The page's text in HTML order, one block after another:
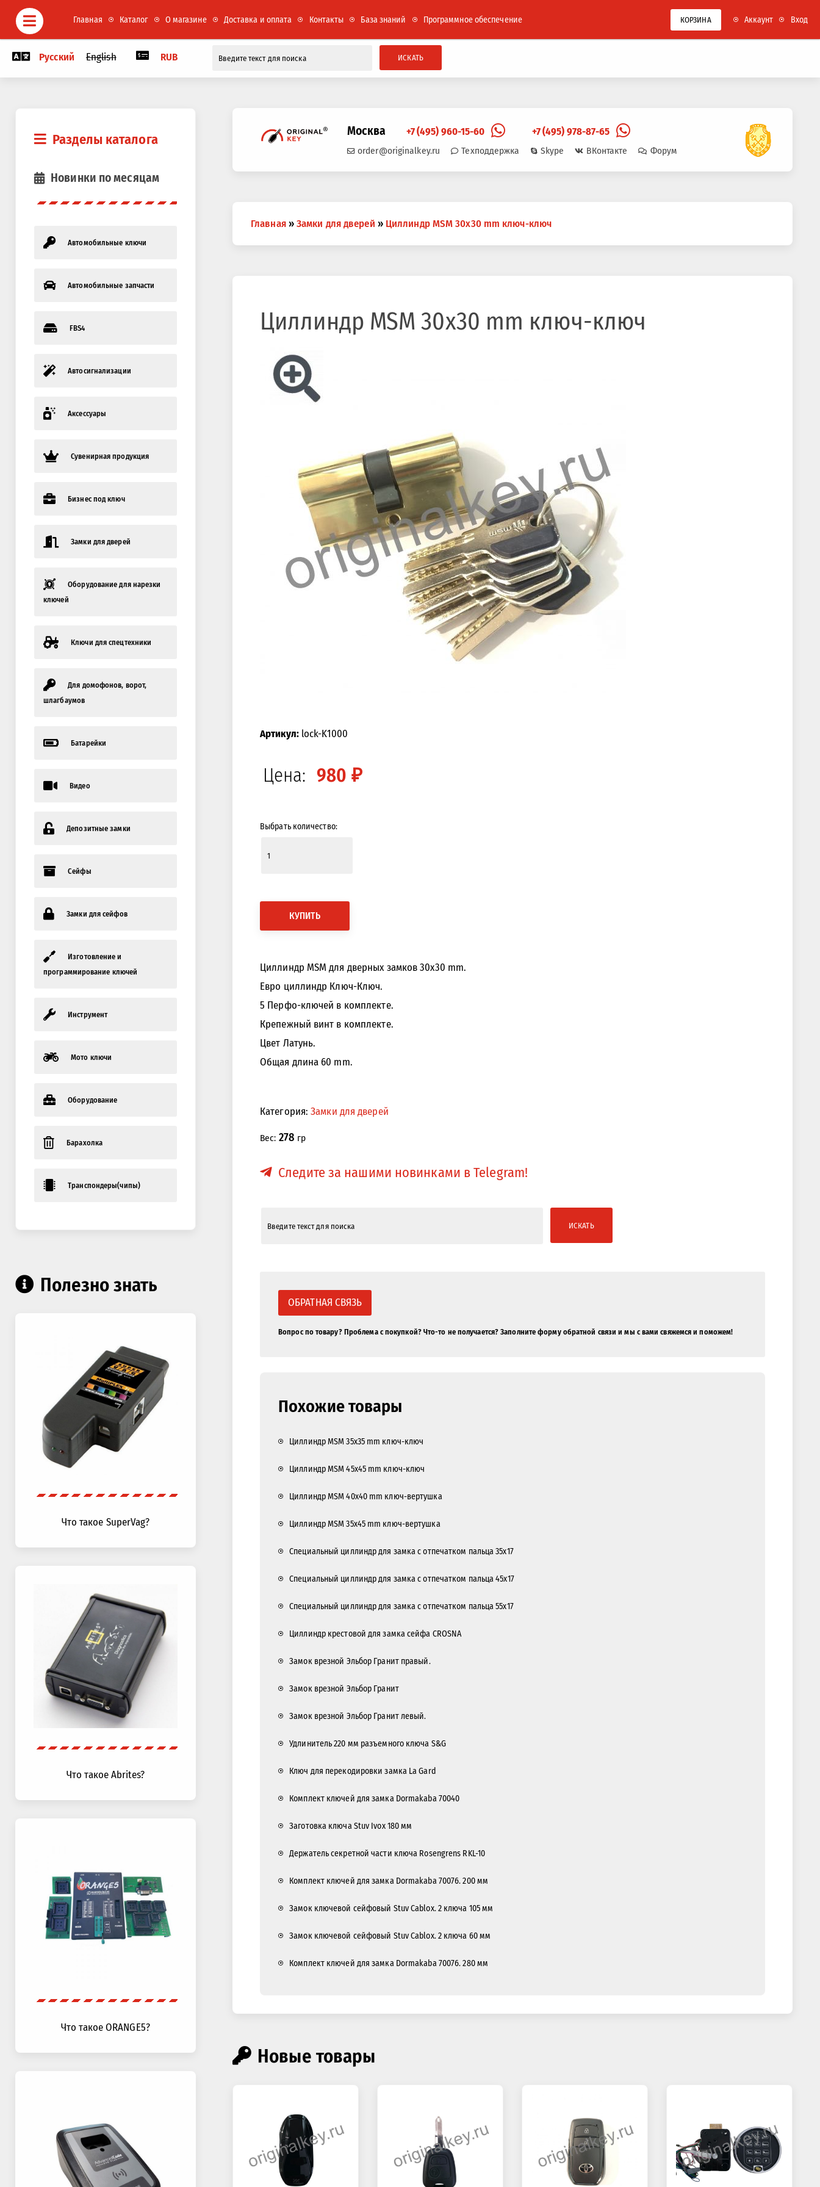
Главная Каталог О магазине Доставка и оплата Контакты База знаний Программное обеспечение КОРЗИНА Аккаунт Вход
Русский English RUB ИСКАТЬ
Разделы каталога
Новинки по месяцам
Автомобильные ключи
Автомобильные запчасти
FBS4
Автосигнализации
Аксессуары
Сувенирная продукция
Бизнес под ключ
Замки для дверей
Оборудование для нарезки
ключей
Ключи для спецтехники
Для домофонов, ворот,
шлагбаумов
Батарейки
Видео
Депозитные замки
Сейфы
Замки для сейфов
Изготовление и
программирование ключей
Инструмент
Мото ключи
Оборудование
Барахолка
Транспондеры(чипы)
Полезно знать
Что такое SuperVag?
Что такое Abrites?
Что такое ORANGE5?
Москва +7 (495) 960-15-60 +7 (495) 978-87-65
order@originalkey.ru Техподдержка Skype ВКонтакте Форум
здесь
Главная » Замки для дверей » Циллиндр MSM 30x30 mm ключ-ключ
Циллиндр MSM 30x30 mm ключ-ключ
Артикул:lock-K1000
Цена: 980 ₽
Выбрать количество:
КУПИТЬ
Циллиндр MSM для дверных замков 30x30 mm.
Евро циллиндр Ключ-Ключ.
5 Перфо-ключей в комплекте.
Крепежный винт в комплекте.
Цвет Латунь.
Общая длина 60 mm.
Категория:Замки для дверей
Вес: 278 гр
Следите за нашими новинками в Telegram!
ИСКАТЬ
ОБРАТНАЯ СВЯЗЬ
Вопрос по товару? Проблема с покупкой? Что-то не получается? Заполните форму обратной связи и мы с вами свяжемся и поможем!
Похожие товары
Циллиндр MSM 35x35 mm ключ-ключ
Циллиндр MSM 45x45 mm ключ-ключ
Циллиндр MSM 40x40 mm ключ-вертушка
Циллиндр MSM 35x45 mm ключ-вертушка
Специальный циллиндр для замка с отпечатком пальца 35x17
Специальный циллиндр для замка с отпечатком пальца 45x17
Специальный циллиндр для замка с отпечатком пальца 55x17
Циллиндр крестовой для замка сейфа CROSNA
Замок врезной Эльбор Гранит правый.
Замок врезной Эльбор Гранит
Замок врезной Эльбор Гранит левый.
Удлинитель 220 мм разъемного ключа S&G
Ключ для перекодировки замка La Gard
Комплект ключей для замка Dormakaba 70040
Заготовка ключа Stuv Ivox 180 мм
Держатель секретной части ключа Rosengrens RKL-10
Комплект ключей для замка Dormakaba 70076. 200 мм
Замок ключевой сейфовый Stuv Cablox. 2 ключа 105 мм
Замок ключевой сейфовый Stuv Cablox. 2 ключа 60 мм
Комплект ключей для замка Dormakaba 70076. 280 мм
Новые товары